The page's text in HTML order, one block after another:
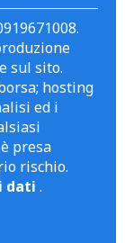
sul sito.
hosting
ed i
presa
rischio.
dati .